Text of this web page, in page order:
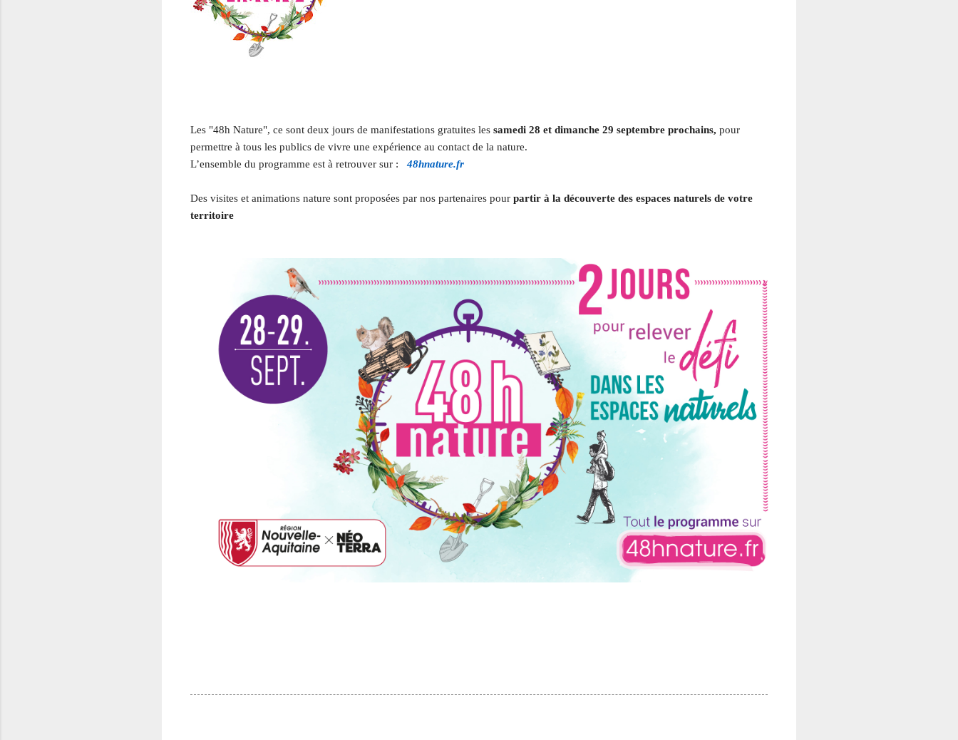
Les "48h Nature", ce sont deux jours de manifestations gratuites les samedi 28 et dimanche 29 septembre prochains, pour
permettre à tous les publics de vivre une expérience au contact de la nature.
L’ensemble du programme est à retrouver sur :48hnature.fr
Des visites et animations nature sont proposées par nos partenaires pour partir à la découverte des espaces naturels de votre
territoire